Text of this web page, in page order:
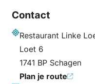
Contact
Restaurant Linke
Loet 6
1741 BP Schagen
Plan je route